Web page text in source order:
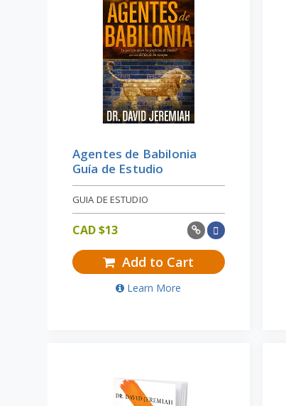
Agentes de Babilonia
Guía de Estudio
GUIA DE ESTUDIO
CAD $13
Add to Cart
Learn More